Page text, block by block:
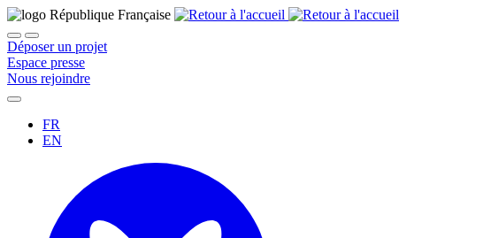
Déposer un projet
Espace presse
Nous rejoindre
FR
EN